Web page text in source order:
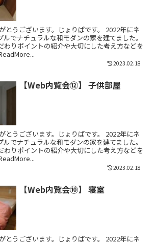
とうございます。じょりぱです。 2022年にネ
でナチュラルな和モダンの家を建てました。
わりポイントの紹介や大切にした考え方などを
2023.02.18
【Web内覧会⑫】 子供部屋
とうございます。じょりぱです。 2022年にネ
でナチュラルな和モダンの家を建てました。
わりポイントの紹介や大切にした考え方などを
2023.02.18
【Web内覧会⑩】 寝室
とうございます。じょりぱです。 2022年にネ